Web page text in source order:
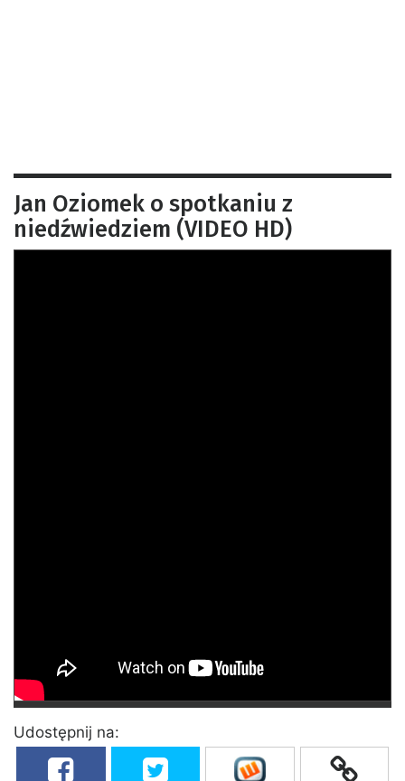
Jan Oziomek o spotkaniu z
niedźwiedziem (VIDEO HD)
Udostępnij na: